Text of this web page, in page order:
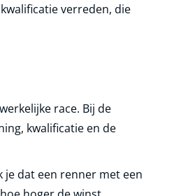
verreden, die
race. Bij de
kwalificatie en de
je dat een renner met een